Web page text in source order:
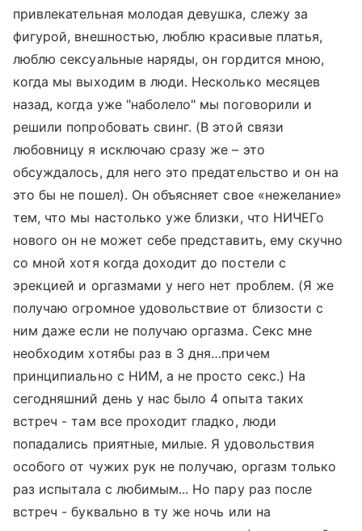
привлекательная молодая девушка, слежу за
фигурой, внешностью, люблю красивые платья,
люблю сексуальные наряды, он гордится мною,
когда мы выходим в люди. Несколько месяцев
назад, когда уже "наболело" мы поговорили и
решили попробовать свинг. (В этой связи
любовницу я исключаю сразу же – это
обсуждалось, для него это предательство и он на
это бы не пошел). Он объясняет свое «нежелание»
тем, что мы настолько уже близки, что НИЧЕГо
нового он не может себе представить, ему скучно
со мной хотя когда доходит до постели с
эрекцией и оргазмами у него нет проблем. (Я же
получаю огромное удовольствие от близости с
ним даже если не получаю оргазма. Секс мне
необходим хотябы раз в 3 дня…причем
принципиально с НИМ, а не просто секс.) На
сегодняшний день у нас было 4 опыта таких
встреч - там все проходит гладко, люди
попадались приятные, милые. Я удовольствия
особого от чужих рук не получаю, оргазм только
раз испытала с любимым... Но пару раз после
встреч - буквально в ту же ночь или на